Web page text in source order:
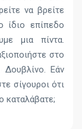
να βρείτε
ίδιο επίπεδο
μια πίντα.
στο
Εάν
σίγουροι ότι
καταλάβατε;